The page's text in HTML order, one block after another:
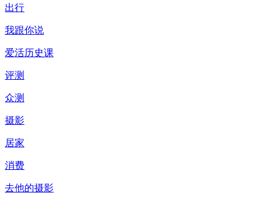
出行
我跟你说
爱活历史课
评测
众测
摄影
居家
消费
去他的摄影